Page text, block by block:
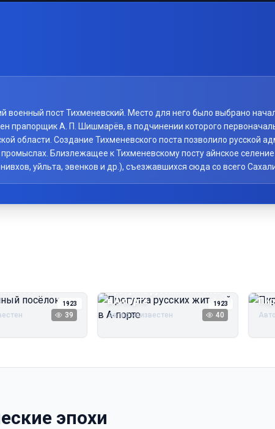
военный пост Тихменевский. Место для него было выбрано
прапорщик А. П. Шишмарёв, в подчинении которого
области. Создание Тихменевского поста позволило русской
Близлежащее к Тихменевскому посту айнское
уйльта, эвенков и др.), съезжавшихся сюда со всего
1923
посёлок
39
1923
Прогулка русских жителей
в А‑порте
Автор неизвестен 40
эпохи